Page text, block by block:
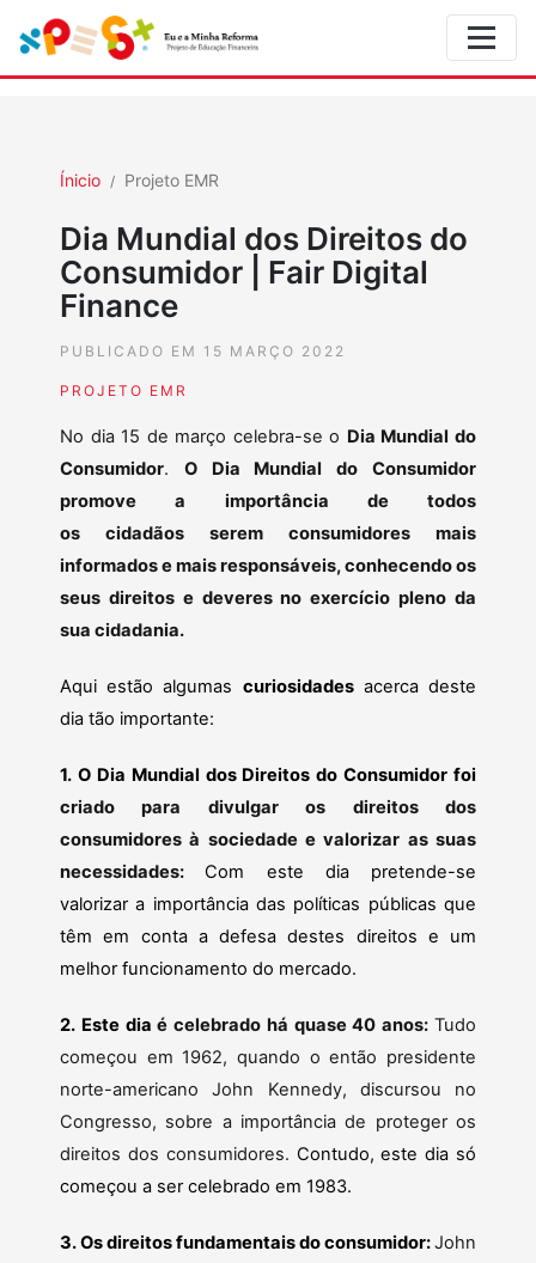
Ínicio Projeto EMR
Dia Mundial dos Direitos do
Consumidor | Fair Digital
Finance
PUBLICADO EM 15 MARÇO 2022
PROJETO EMR
No dia 15 de março celebra-se o Dia Mundial do
Consumidor. O Dia Mundial do Consumidor
promove a importância de todos
os cidadãos serem consumidores mais
informados e mais responsáveis, conhecendo os
seus direitos e deveres no exercício pleno da
sua cidadania.
Aqui estão algumas curiosidadesacerca deste
dia tão importante:
1. O Dia Mundial dos Direitos do Consumidor foi
criado para divulgar os direitosdos
consumidores à sociedade e valorizar as suas
necessidades:Com este dia pretende-se
valorizar a importância das políticas públicas que
têm em conta a defesa destes direitos e um
melhor funcionamento do mercado.
2. Este dia é celebrado há quase 40 anos:Tudo
começou em 1962, quando o então presidente
norte-americano John Kennedy, discursou no
Congresso, sobre a importância de proteger os
direitos dos consumidores. Contudo, este dia só
começou a ser celebrado em 1983.
3. Os direitos fundamentais do consumidor:John